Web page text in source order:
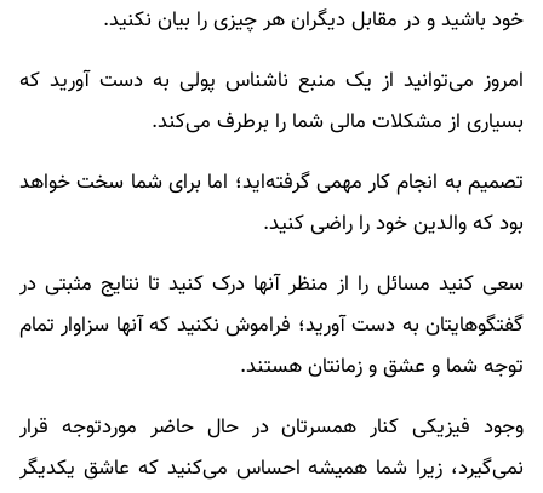
خود باشید و در مقابل دیگران هر چیزی را بیان نکنید.
امروز می‌توانید از یک منبع ناشناس پولی به دست آورید که
بسیاری از مشکلات مالی شما را برطرف می‌کند.
تصمیم به انجام کار مهمی گرفته‌اید؛ اما برای شما سخت خواهد
بود که والدین خود را راضی کنید.
سعی کنید مسائل را از منظر آنها درک کنید تا نتایج مثبتی در
گفتگوهایتان به دست آورید؛ فراموش نکنید که آنها سزاوار تمام
توجه شما و عشق و زمانتان هستند.
وجود فیزیکی کنار همسرتان در حال حاضر موردتوجه قرار
نمی‌گیرد، زیرا شما همیشه احساس می‌کنید که عاشق یکدیگر